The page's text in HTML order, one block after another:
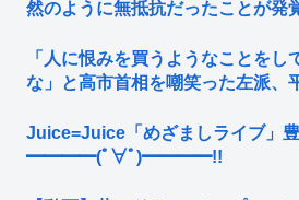
然のように無抵抗だったことが発
「人に恨みを買うようなことをし
な」と高市首相を嘲笑った左派、
Juice=Juice「めざましライブ」
━━━━(ﾟ∀ﾟ)━━━━!!